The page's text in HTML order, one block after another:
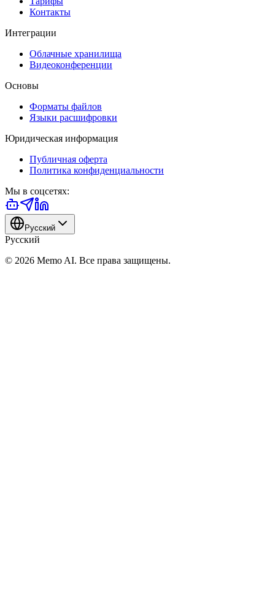
Контакты
Интеграции
Облачные хранилища
Видеоконференции
Основы
Форматы файлов
Языки расшифровки
Юридическая информация
Публичная оферта
Политика конфиденциальности
Мы в соцсетях:
Русский
Русский
© 2026 Memo AI. Все права защищены.